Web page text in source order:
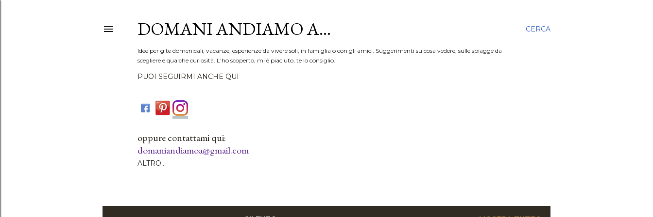
CERCA
DOMANI ANDIAMO A...
Idee per gite domenicali, vacanze, esperienze da vivere soli, in famiglia o con gli amici. Suggerimenti su cosa vedere, sulle spiagge da
scegliere e qualche curiosità. L'ho scoperto, mi è piaciuto, te lo consiglio.
PUOI SEGUIRMI ANCHE QUI
oppure contattami qui:
domaniandiamoa@gmail.com
ALTRO…